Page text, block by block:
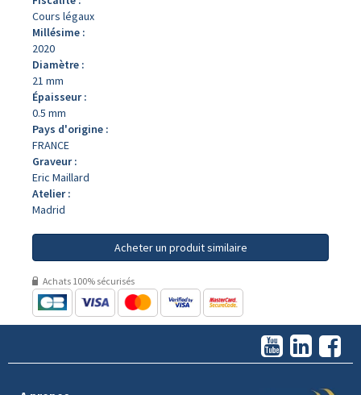
Cours légaux
Millésime :
2020
Diamètre :
21 mm
Épaisseur :
0.5 mm
Pays d'origine :
FRANCE
Graveur :
Eric Maillard
Atelier :
Madrid
Acheter un produit similaire
Achats 100% sécurisés